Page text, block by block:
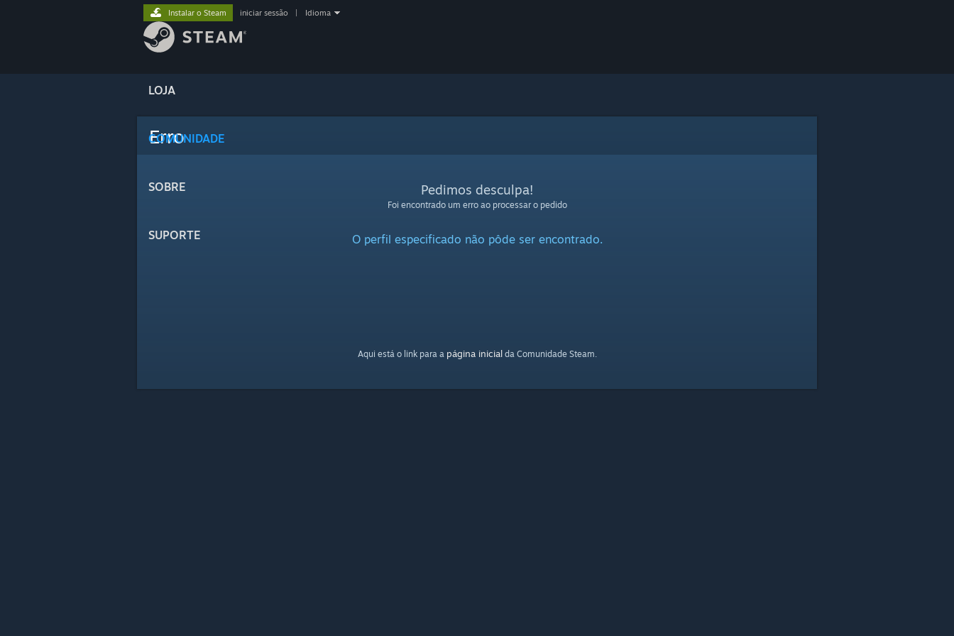
LOJA
COMUNIDADE
SOBRE
SUPORTE
Instalar o Steam iniciar sessão Idioma
Erro
Pedimos desculpa!
Foi encontrado um erro ao processar o pedido
O perfil especificado não pôde ser encontrado.
Aqui está o link para a página inicial da Comunidade Steam.